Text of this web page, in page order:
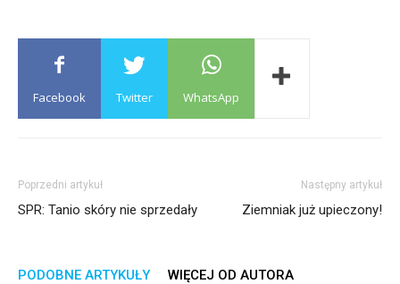
Facebook Twitter WhatsApp
Poprzedni artykuł
SPR: Tanio skóry nie sprzedały
Następny artykuł
Ziemniak już upieczony!
PODOBNE ARTYKUŁY WIĘCEJ OD AUTORA